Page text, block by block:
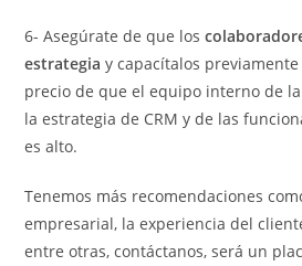
6- Asegúrate de que los
estrategia y capacítalos previamente
precio de que el equipo interno de
la estrategia de CRM y de las
es alto.
Tenemos más recomendaciones
empresarial, la experiencia del
entre otras, contáctanos, será un